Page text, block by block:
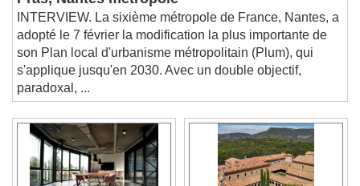
Pras, Nantes métropole
INTERVIEW. La sixième métropole de France, Nantes, a
adopté le 7 février la modification la plus importante de
son Plan local d'urbanisme métropolitain (Plum), qui
s'applique jusqu'en 2030. Avec un double objectif,
paradoxal, ...